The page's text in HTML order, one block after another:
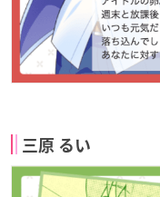
三原 るい